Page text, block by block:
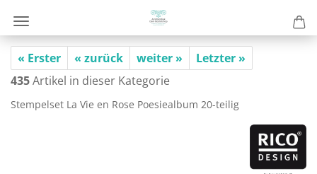
« Erster « zurück weiter »
Letzter »
435Artikel in dieser Kategorie
Stem­pel­set La Vie en Rose Poe­sie­al­bum 20-​teilig